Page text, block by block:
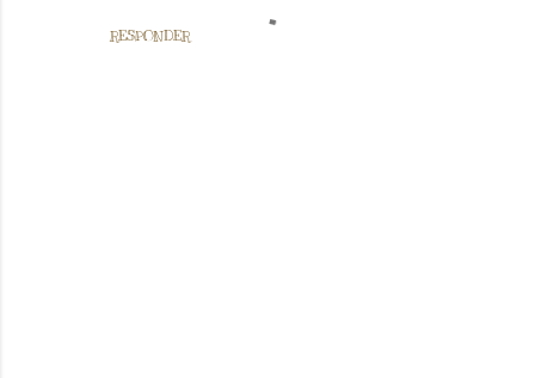
RESPONDER